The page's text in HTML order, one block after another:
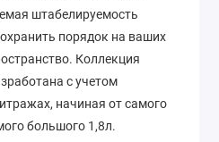
штабелируемость
порядок на ваших
Коллекция
с учетом
начиная от самого
большого 1,8л.